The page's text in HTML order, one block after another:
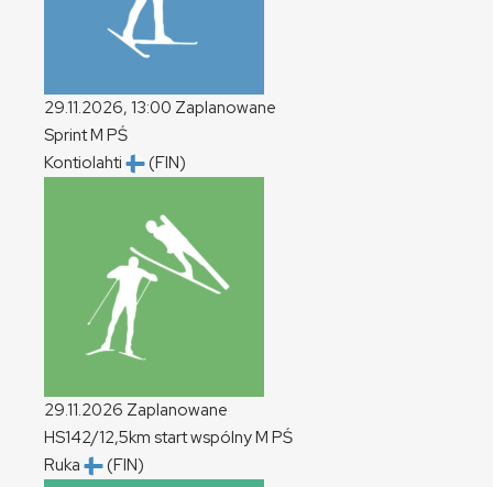
29.11.2026, 13:00 Zaplanowane
SprintM PŚ
Kontiolahti
(FIN)
29.11.2026 Zaplanowane
HS142/12,5km start wspólnyM PŚ
Ruka
(FIN)